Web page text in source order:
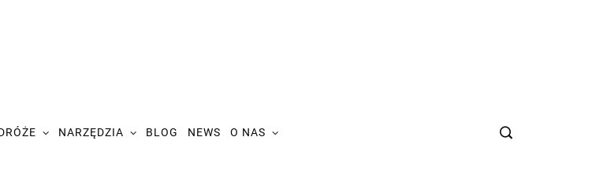
NARZĘDZIA BLOG NEWS O NAS